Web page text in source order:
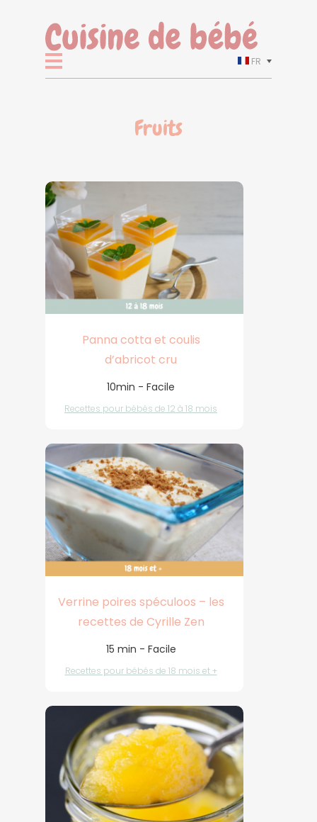
FR
Fruits
Panna cotta et coulis
d’abricot cru
10min - Facile
Recettes pour bébés de 12 à 18 mois
Verrine poires spéculoos – les
recettes de Cyrille Zen
15 min - Facile
Recettes pour bébés de 18 mois et +